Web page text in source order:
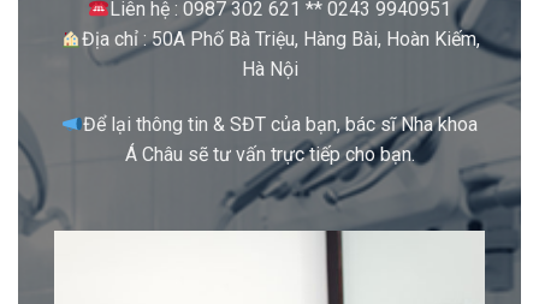
Liên hệ : 0987 302 621 ** 0243 9940951
Địa chỉ : 50A Phố Bà Triệu, Hàng Bài, Hoàn Kiếm,
Hà Nội
Để lại thông tin & SĐT của bạn, bác sĩ Nha khoa
Á Châu sẽ tư vấn trực tiếp cho bạn.